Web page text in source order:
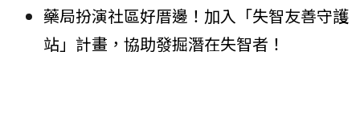
藥局扮演社區好厝邊！加入「失智友善守護
站」計畫，協助發掘潛在失智者！